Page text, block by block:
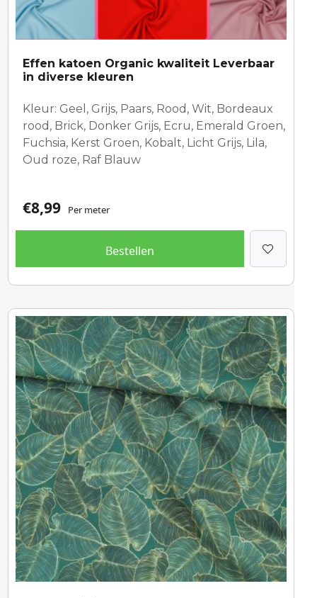
Effen katoen Organic kwaliteit Leverbaar
in diverse kleuren
Kleur: Geel, Grijs, Paars, Rood, Wit, Bordeaux
rood, Brick, Donker Grijs, Ecru, Emerald Groen,
Fuchsia, Kerst Groen, Kobalt, Licht Grijs, Lila,
Oud roze, Raf Blauw
€8,99 Per meter
Bestellen